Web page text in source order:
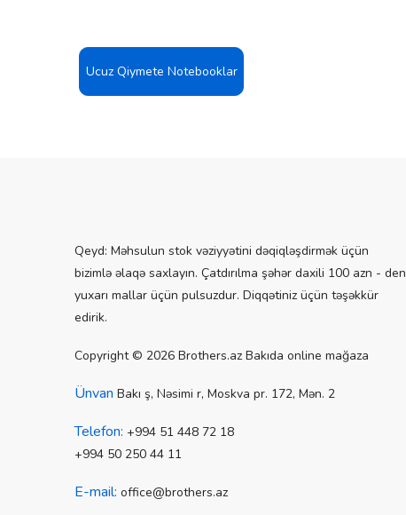
Ucuz Qiymete Notebooklar
Qeyd: Məhsulun stok vəziyyətini dəqiqləşdirmək üçün
bizimlə əlaqə saxlayın. Çatdırılma şəhər daxili 100 azn - den
yuxarı mallar üçün pulsuzdur. Diqqətiniz üçün təşəkkür
edirik.
Copyright © 2026 Brothers.az Bakıda online mağaza
Ünvan Bakı ş, Nəsimi r, Moskva pr. 172, Mən. 2
Telefon: +994 51 448 72 18
+994 50 250 44 11
E-mail: office@brothers.az